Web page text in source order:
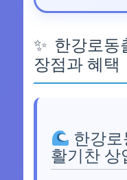
한강로동
장점과 혜택
한강
활기찬